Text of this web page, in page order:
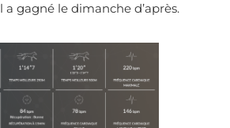
gagné le dimanche d’après.